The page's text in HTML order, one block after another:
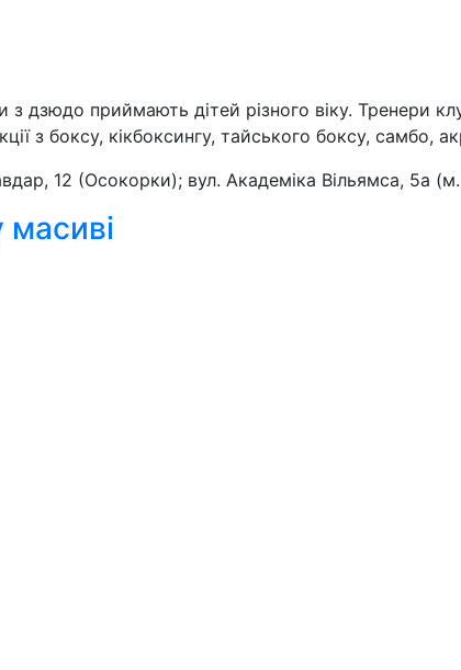
дзюдо приймають дітей різного віку. Тренери
з боксу, кікбоксингу, тайського боксу, самбо,
12 (Осокорки); вул. Академіка Вільямса, 5а (м.